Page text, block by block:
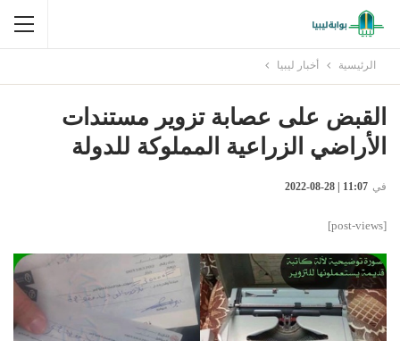
الرئيسية أخبار ليبيا
القبض على عصابة تزوير مستندات
الأراضي الزراعية المملوكة للدولة
في 11:07 | 28-08-2022
[post-views]